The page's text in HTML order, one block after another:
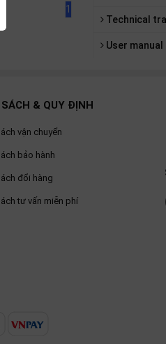
1
Technical
User manual
& QUY ĐỊNH
vận chuyển
bảo hành
đổi hàng
tư vấn miễn phí